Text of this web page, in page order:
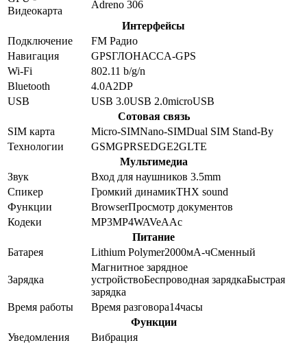
Видеокарта
Adreno 306
Интерфейсы
Подключение
FM Радио
Навигация
GPSГЛОНАССA-GPS
Wi-Fi
802.11 b/g/n
Bluetooth
4.0A2DP
USB
USB 3.0USB 2.0microUSB
Сотовая связь
SIM карта
Micro-SIMNano-SIMDual SIM Stand-By
Технологии
GSMGPRSEDGE2GLTE
Мультимедиа
Звук
Вход для наушников 3.5mm
Спикер
Громкий динамикTHX sound
Функции
BrowserПросмотр документов
Кодеки
MP3MP4WAVeAAc
Питание
Батарея
Lithium Polymer2000мА-чСменный
Зарядка
Магнитное зарядное
устройствоБеспроводная зарядкаБыстрая
зарядка
Время работы
Время разговора14часы
Функции
Уведомления
Вибрация